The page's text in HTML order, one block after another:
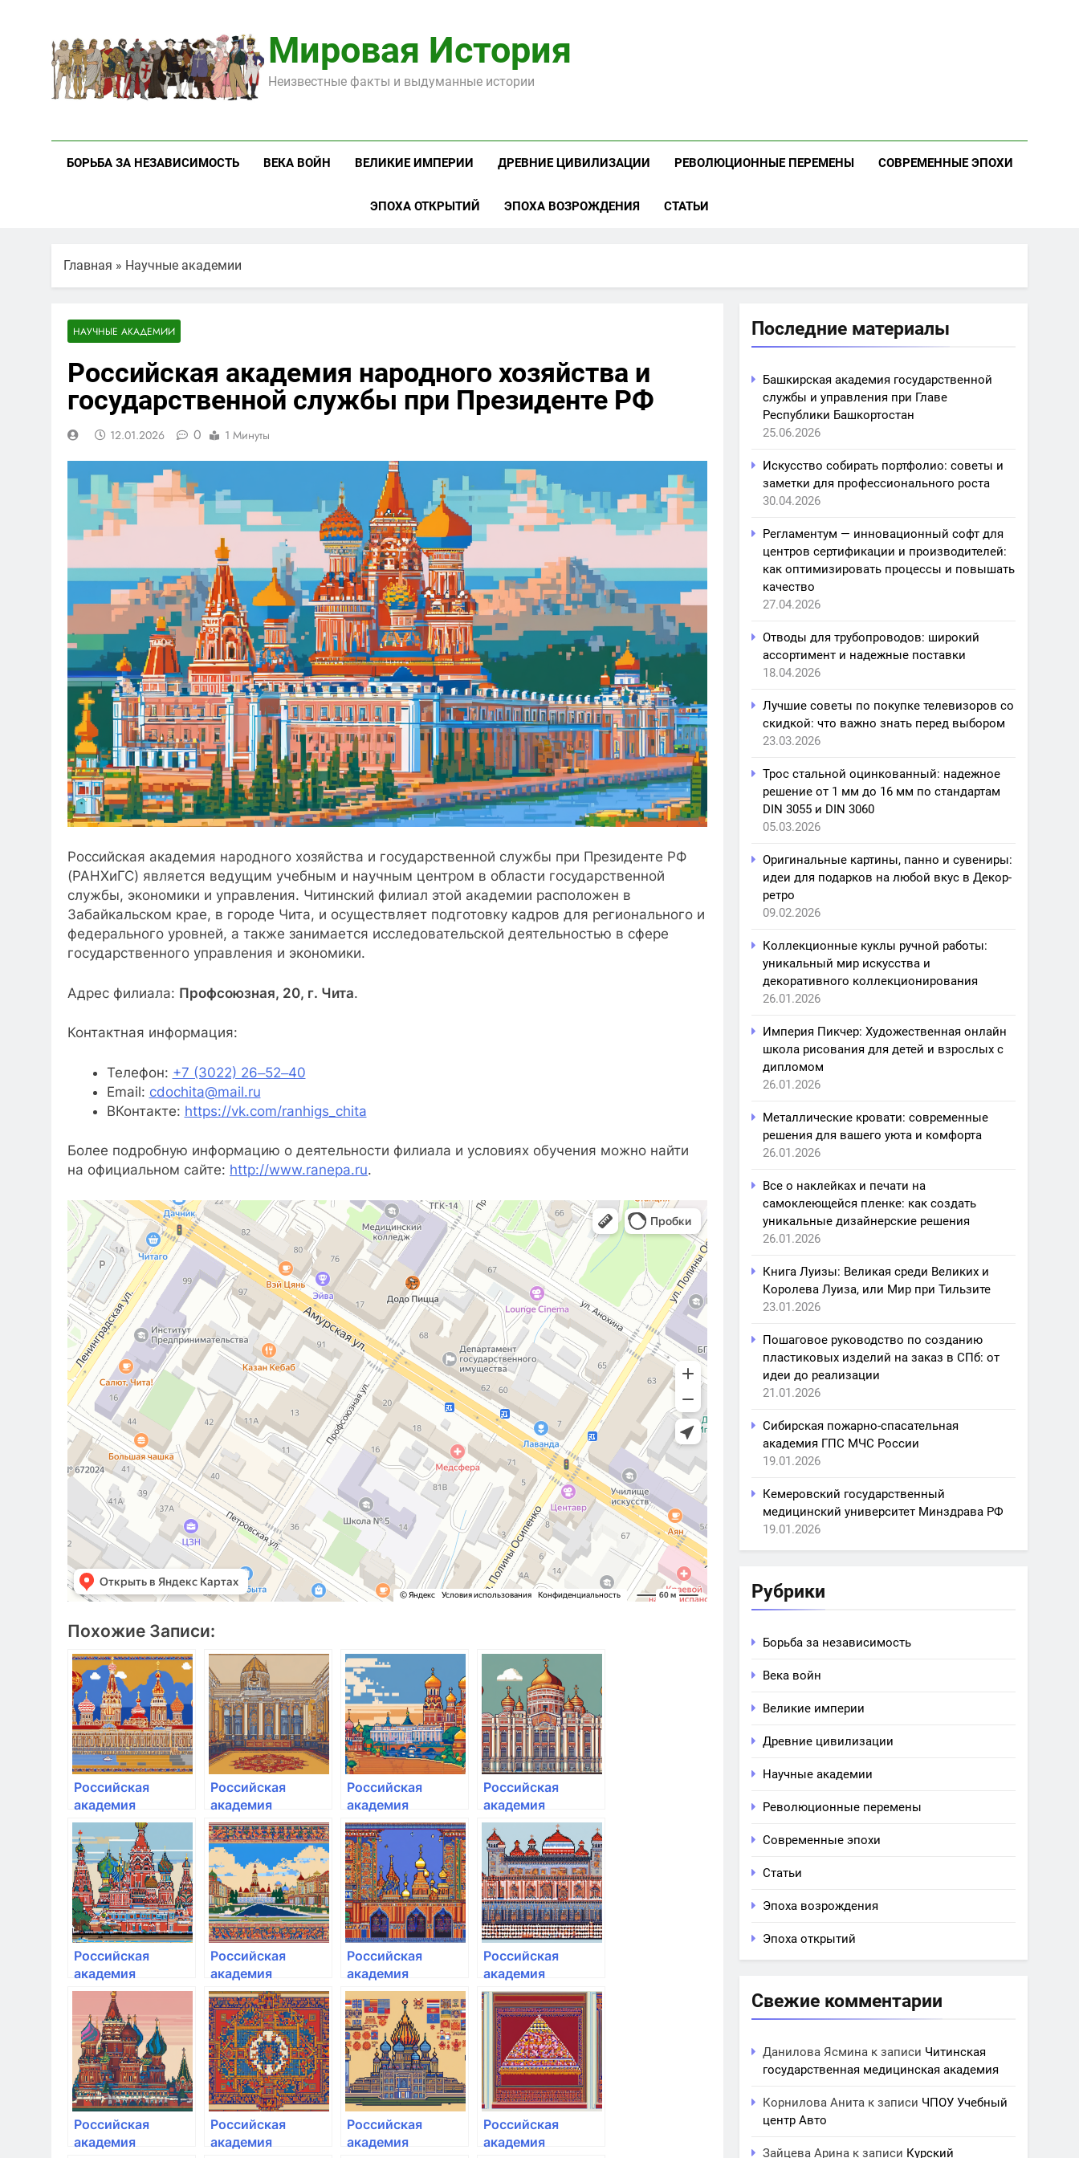
содержимому
Мировая История
Неизвестные факты и выдуманные истории
БОРЬБА ЗА НЕЗАВИСИМОСТЬ ВЕКА ВОЙН ВЕЛИКИЕ ИМПЕРИИ ДРЕВНИЕ ЦИВИЛИЗАЦИИ РЕВОЛЮЦИОННЫЕ ПЕРЕМЕНЫ СОВРЕМЕННЫЕ ЭПОХИ
ЭПОХА ОТКРЫТИЙ ЭПОХА ВОЗРОЖДЕНИЯ СТАТЬИ
Главная » Научные академии
НАУЧНЫЕ АКАДЕМИИ
Российская академия народного хозяйства и
государственной службы при Президенте РФ
12.01.2026 0 1 Минуты
Российская академия народного хозяйства и государственной службы при Президенте РФ
(РАНХиГС) является ведущим учебным и научным центром в области государственной
службы, экономики и управления. Читинский филиал этой академии расположен в
Забайкальском крае, в городе Чита, и осуществляет подготовку кадров для регионального и
федерального уровней, а также занимается исследовательской деятельностью в сфере
государственного управления и экономики.
Адрес филиала: Профсоюзная, 20, г. Чита.
Контактная информация:
Телефон: +7 (3022) 26‒52‒40
Email: cdochita@mail.ru
ВКонтакте: https://vk.com/ranhigs_chita
Более подробную информацию о деятельности филиала и условиях обучения можно найти
на официальном сайте: http://www.ranepa.ru.
Похожие Записи:
Российская
академия
народного
хозяйства и
государственной
службы при
Президенте РФ
Российская
академия
народного
хозяйства и
государственной
службы при
Президенте РФ
Российская
академия
народного
хозяйства и
государственной
службы при
Президенте РФ
Российская
академия
народного
хозяйства и
государственной
службы при
Президенте РФ
Российская
академия
народного
хозяйства и
государственной
службы при
Президенте РФ
Российская
академия
народного
хозяйства и
государственной
службы при
Президенте РФ
Российская
академия
народного
хозяйства и
государственной
службы при
Президенте РФ
Российская
академия
народного
хозяйства и
государственной
службы при
Президенте РФ
Российская
академия
Российская
академия
Российская
академия
Российская
академия
Последние материалы
Башкирская академия государственной
службы и управления при Главе
Республики Башкортостан
25.06.2026
Искусство собирать портфолио: советы и
заметки для профессионального роста
30.04.2026
Регламентум — инновационный софт для
центров сертификации и производителей:
как оптимизировать процессы и повышать
качество
27.04.2026
Отводы для трубопроводов: широкий
ассортимент и надежные поставки
18.04.2026
Лучшие советы по покупке телевизоров со
скидкой: что важно знать перед выбором
23.03.2026
Трос стальной оцинкованный: надежное
решение от 1 мм до 16 мм по стандартам
DIN 3055 и DIN 3060
05.03.2026
Оригинальные картины, панно и сувениры:
идеи для подарков на любой вкус в Декор-
ретро
09.02.2026
Коллекционные куклы ручной работы:
уникальный мир искусства и
декоративного коллекционирования
26.01.2026
Империя Пикчер: Художественная онлайн
школа рисования для детей и взрослых с
дипломом
26.01.2026
Металлические кровати: современные
решения для вашего уюта и комфорта
26.01.2026
Все о наклейках и печати на
самоклеющейся пленке: как создать
уникальные дизайнерские решения
26.01.2026
Книга Луизы: Великая среди Великих и
Королева Луиза, или Мир при Тильзите
23.01.2026
Пошаговое руководство по созданию
пластиковых изделий на заказ в СПб: от
идеи до реализации
21.01.2026
Сибирская пожарно-спасательная
академия ГПС МЧС России
19.01.2026
Кемеровский государственный
медицинский университет Минздрава РФ
19.01.2026
Рубрики
Борьба за независимость
Века войн
Великие империи
Древние цивилизации
Научные академии
Революционные перемены
Современные эпохи
Статьи
Эпоха возрождения
Эпоха открытий
Свежие комментарии
Данилова Ясмина к записи Читинская
государственная медицинская академия
Корнилова Анита к записи ЧПОУ Учебный
центр Авто
Зайцева Арина к записи Курский